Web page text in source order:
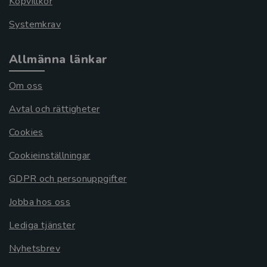
Systemkrav
Allmänna länkar
Om oss
Avtal och rättigheter
Cookies
Cookieinställningar
GDPR och personuppgifter
Jobba hos oss
Lediga tjänster
Nyhetsbrev